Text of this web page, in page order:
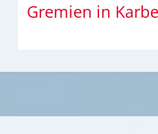
Gremien in